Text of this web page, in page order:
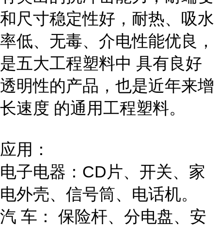
和尺寸稳定性好，耐热、吸水
率低、无毒、介电性能优良，
是五大工程塑料中 具有良好
透明性的产品，也是近年来增
长速度 的通用工程塑料。
应用：
电子电器：CD片、开关、家
电外壳、信号筒、电话机。
汽 车： 保险杆、分电盘、安